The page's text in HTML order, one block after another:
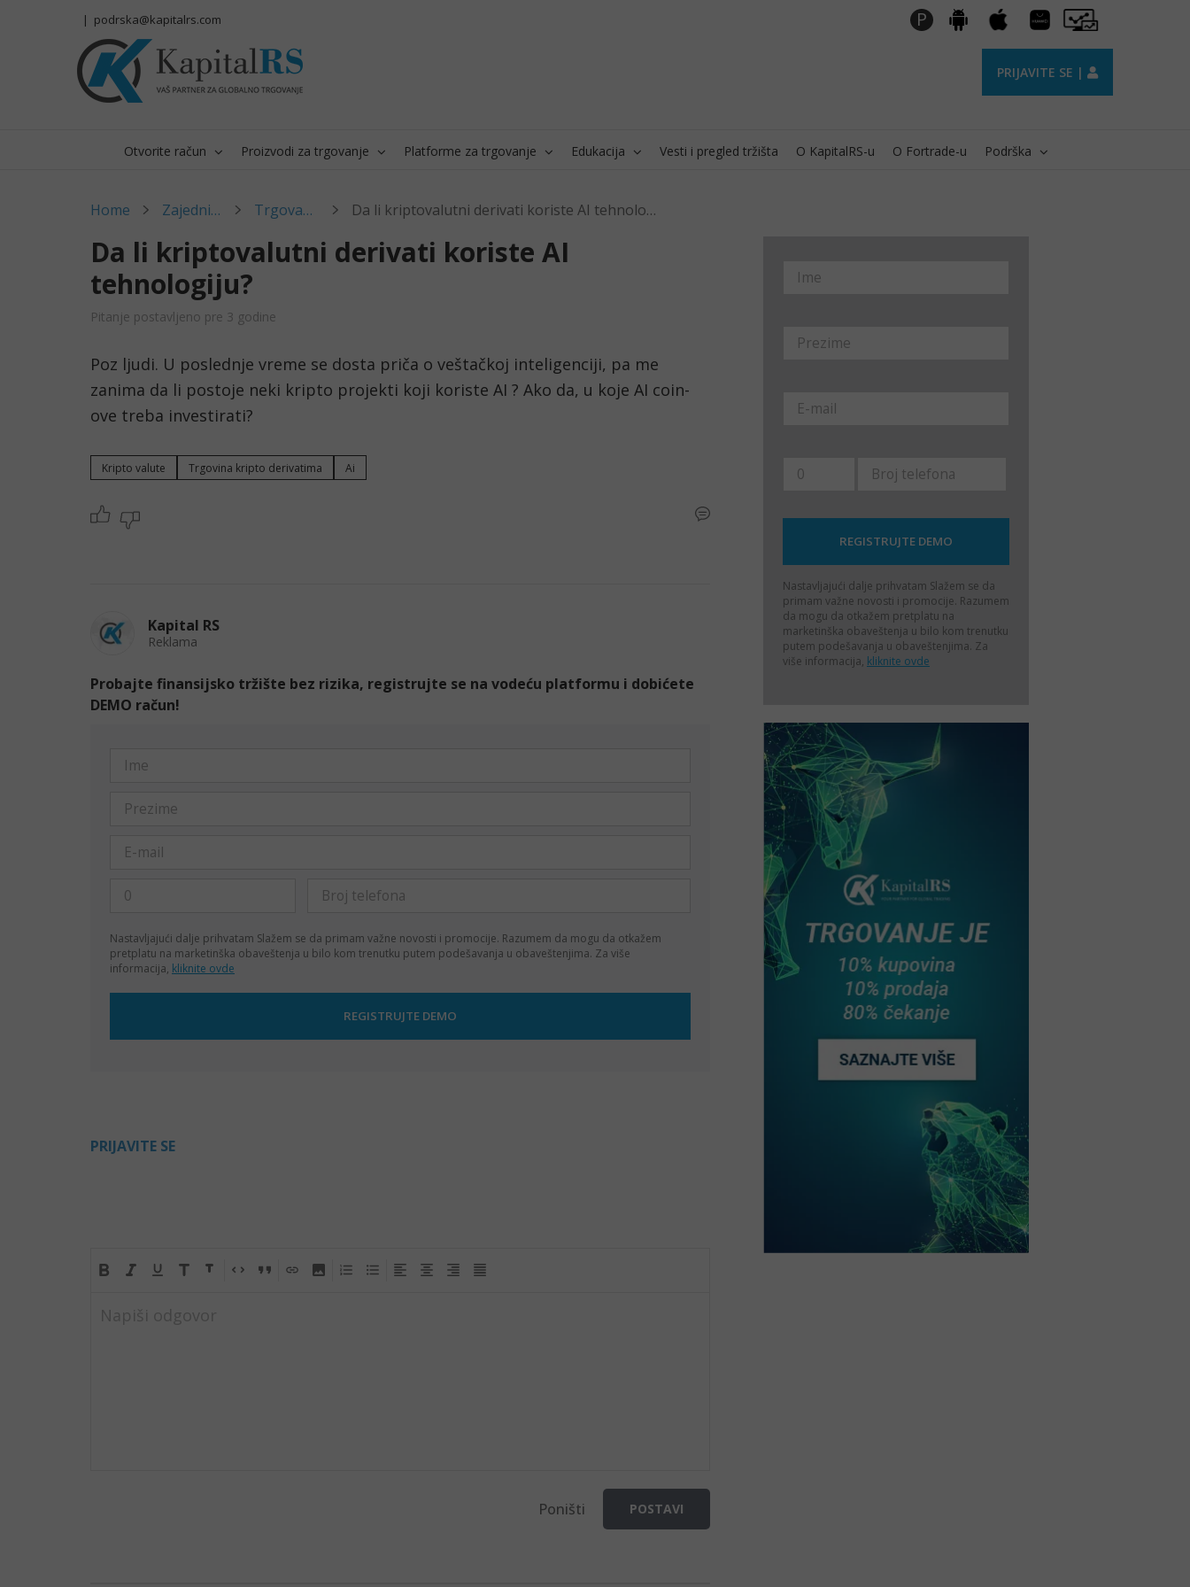
| podrska@kapitalrs.com P Android Apple
Huawei
AppGallery
Pro
Trader
PRIJAVITE SE |
Otvorite račun Proizvodi za trgovanje Platforme za trgovanje Edukacija Vesti i pregled tržišta O KapitalRS-u O Fortrade-u Podrška
Home Zajednica Trgovanje Da li kriptovalutni derivati koriste AI tehnologiju?
Da li kriptovalutni derivati koriste AI
tehnologiju?
Pitanje postavljeno pre 3 godine
Poz ljudi. U poslednje vreme se dosta priča o veštačkoj inteligenciji, pa me
zanima da li postoje neki kripto projekti koji koriste AI ? Ako da, u koje AI coin-
ove treba investirati?
Kripto valute Trgovina kripto derivatima Ai
Kapital RS
Reklama
Probajte finansijsko tržište bez rizika, registrujte se na vodeću platformu i dobićete
DEMO račun!
Nastavljajući dalje prihvatam Slažem se da primam važne novosti i promocije. Razumem da mogu da otkažem
pretplatu na marketinška obaveštenja u bilo kom trenutku putem podešavanja u obaveštenjima. Za više
informacija, kliknite ovde
PRIJAVITE SE
Napiši odgovor
Poništi POSTAVI
Nastavljajući dalje prihvatam Slažem se da
primam važne novosti i promocije. Razumem
da mogu da otkažem pretplatu na
marketinška obaveštenja u bilo kom trenutku
putem podešavanja u obaveštenjima. Za
više informacija, kliknite ovde